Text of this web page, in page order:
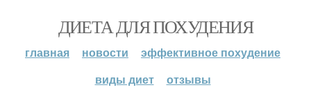
ДИЕТА ДЛЯ ПОХУДЕНИЯ
главная новости
эффективное похудение
виды диет
отзывы